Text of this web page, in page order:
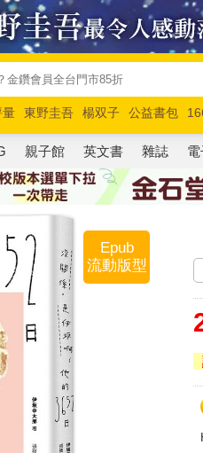
量 東野圭吾 楊双子 公益書包
奧德賽 路邊攤新作 馬斯克 玩具
親子館 英文書 雜誌
Epub
流動版型